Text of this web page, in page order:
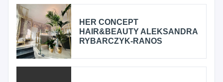
HER CONCEPT
HAIR&BEAUTY ALEKSANDRA
RYBARCZYK-RANOS